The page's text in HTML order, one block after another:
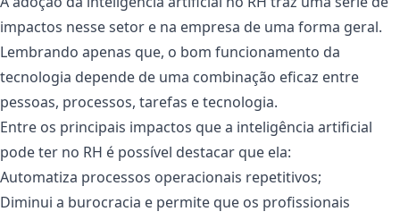
impactos nesse setor e na empresa de uma forma geral.
Lembrando apenas que, o bom funcionamento da
tecnologia depende de uma combinação eficaz entre
pessoas, processos, tarefas e tecnologia.
Entre os principais impactos que a inteligência artificial
pode ter no RH é possível destacar que ela:
Automatiza processos operacionais repetitivos;
Diminui a burocracia e permite que os profissionais